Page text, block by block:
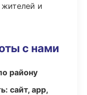
и
с нами
району
сайт, app,